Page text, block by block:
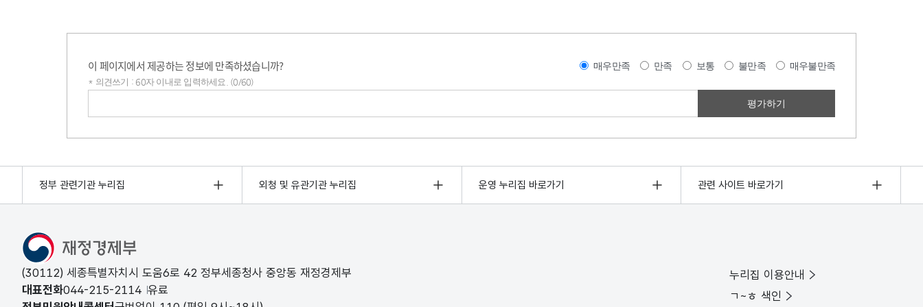
이 페이지에서 제공하는 정보에 만족하셨습니까? 매우만족 만족 보통 불만족 매우불만족
* 의견쓰기 : 60자 이내로 입력하세요. (0/60)
정부 관련기관 누리집 외청 및 유관기관 누리집 운영 누리집 바로가기 관련 사이트 바로가기
(30112) 세종특별자치시 도움6로 42 정부세종청사 중앙동 재정경제부
대표전화044-215-2114 유료
누리집 이용안내
ㄱ~ㅎ 색인